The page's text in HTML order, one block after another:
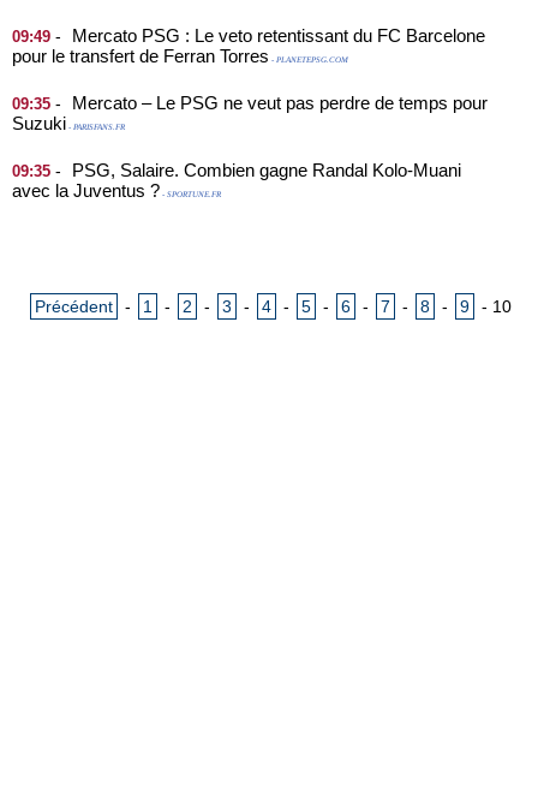
09:49 -
Mercato PSG : Le veto retentissant du FC Barcelone
pour le transfert de Ferran Torres - PLANETEPSG.COM
09:35 -
Mercato – Le PSG ne veut pas perdre de temps pour
Suzuki - PARISFANS.FR
09:35 -
PSG, Salaire. Combien gagne Randal Kolo-Muani
avec la Juventus ? - SPORTUNE.FR
Précédent - 1 - 2 - 3 - 4 - 5 - 6 - 7 - 8 - 9 - 10